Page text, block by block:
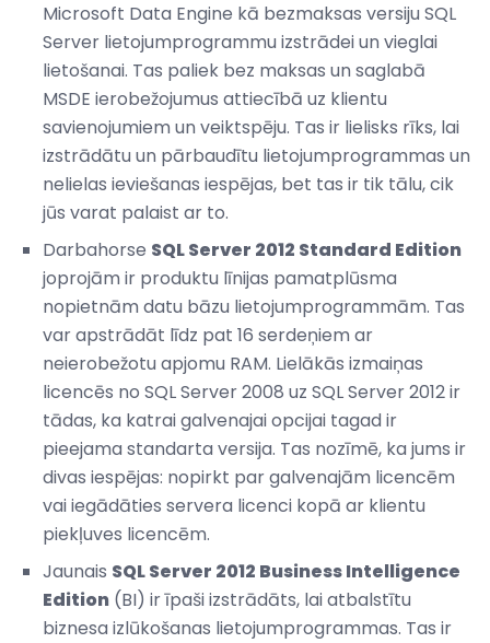
Microsoft Data Engine kā bezmaksas versiju SQL
Server lietojumprogrammu izstrādei un vieglai
lietošanai. Tas paliek bez maksas un saglabā
MSDE ierobežojumus attiecībā uz klientu
savienojumiem un veiktspēju. Tas ir lielisks rīks, lai
izstrādātu un pārbaudītu lietojumprogrammas un
nelielas ieviešanas iespējas, bet tas ir tik tālu, cik
jūs varat palaist ar to.
Darbahorse SQL Server 2012 Standard Edition
joprojām ir produktu līnijas pamatplūsma
nopietnām datu bāzu lietojumprogrammām. Tas
var apstrādāt līdz pat 16 serdeņiem ar
neierobežotu apjomu RAM. Lielākās izmaiņas
licencēs no SQL Server 2008 uz SQL Server 2012 ir
tādas, ka katrai galvenajai opcijai tagad ir
pieejama standarta versija. Tas nozīmē, ka jums ir
divas iespējas: nopirkt par galvenajām licencēm
vai iegādāties servera licenci kopā ar klientu
piekļuves licencēm.
Jaunais SQL Server 2012 Business Intelligence
Edition (BI) ir īpaši izstrādāts, lai atbalstītu
biznesa izlūkošanas lietojumprogrammas. Tas ir